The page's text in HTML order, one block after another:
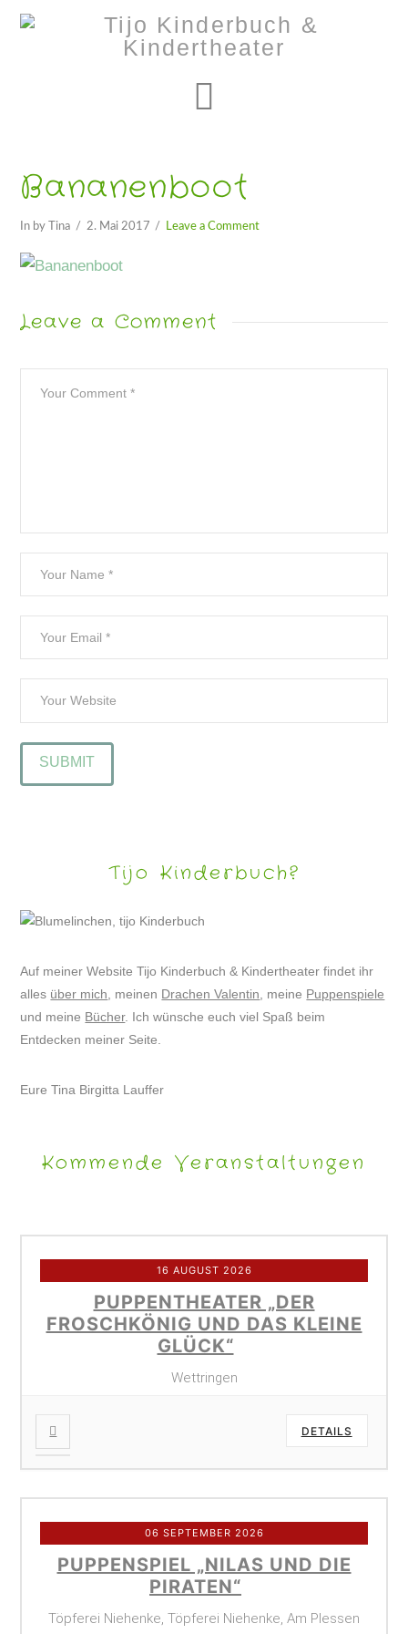
Bananenboot
In by Tina 2. Mai 2017 Leave a Comment
Leave a Comment
Tijo Kinderbuch?
Auf meiner Website Tijo Kinderbuch & Kindertheater findet ihr
alles über mich , meinen Drachen Valentin , meine Puppenspiele
und meine Bücher. Ich wünsche euch viel Spaß beim
Entdecken meiner Seite.
Eure Tina Birgitta Lauffer
Kommende Veranstaltungen
16 AUGUST 2026
PUPPENTHEATER „DER
FROSCHKÖNIG UND DAS KLEINE
GLÜCK“
Wettringen
DETAILS
06 SEPTEMBER 2026
PUPPENSPIEL „NILAS UND DIE
PIRATEN“
Töpferei Niehenke, Töpferei Niehenke, Am Plessen